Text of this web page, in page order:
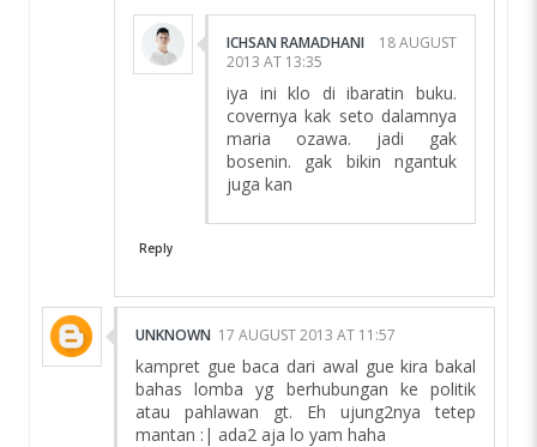
ICHSAN RAMADHANI
18 AUGUST
2013 AT 13:35
iya ini klo di ibaratin buku.
covernya kak seto dalamnya
maria ozawa. jadi gak
bosenin. gak bikin ngantuk
juga kan
Reply
UNKNOWN 17 AUGUST 2013 AT 11:57
kampret gue baca dari awal gue kira bakal
bahas lomba yg berhubungan ke politik
atau pahlawan gt. Eh ujung2nya tetep
mantan :| ada2 aja lo yam haha